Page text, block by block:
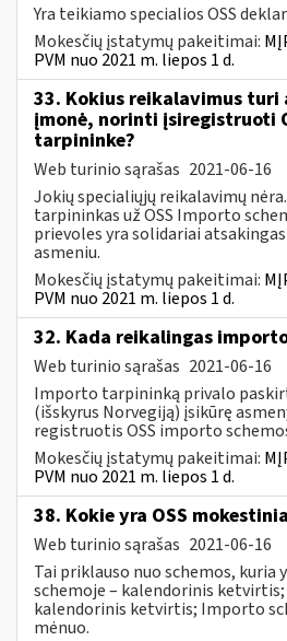
Yra teikiamo specialios OSS
Mokesčių įstatymų pakeitimai:
PVM nuo 2021 m. liepos 1 d.
33. Kokius reikalavimus
įmonė, norinti įsiregistruoti
tarpininke?
Web turinio sąrašas 2021-06-16
Jokių specialiųjų reikalavimų
tarpininkas už OSS Importo
prievoles yra solidariai
asmeniu.
Mokesčių įstatymų pakeitimai:
PVM nuo 2021 m. liepos 1 d.
32. Kada reikalingas
Web turinio sąrašas 2021-06-16
Importo tarpininką privalo
(išskyrus Norvegiją) įsikūrę
registruotis OSS importo
Mokesčių įstatymų pakeitimai:
PVM nuo 2021 m. liepos 1 d.
38. Kokie yra OSS
Web turinio sąrašas 2021-06-16
Tai priklauso nuo schemos, kuria
schemoje – kalendorinis ketvirtis;
kalendorinis ketvirtis; Importo
mėnuo.